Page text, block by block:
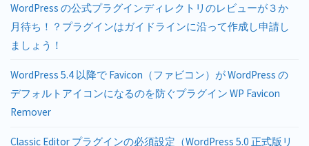
WordPress の公式プラグインディレクトリのレビューが３か
月待ち！？プラグインはガイドラインに沿って作成し申請し
ましょう！
WordPress 5.4 以降で Favicon（ファビコン）が WordPress の
デフォルトアイコンになるのを防ぐプラグイン WP Favicon
Remover
Classic Editor プラグインの必須設定（WordPress 5.0 正式版リ